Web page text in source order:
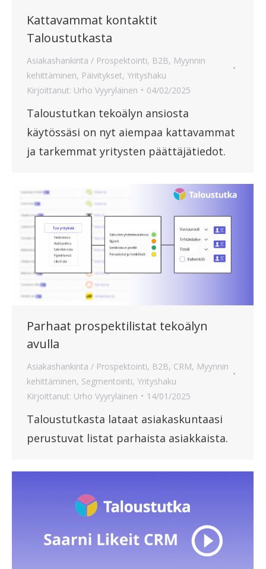
Kattavammat kontaktit
Taloustutkasta
Asiakashankinta / Prospektointi, B2B, Myynnin
kehittäminen, Päivitykset, Yrityshaku
Kirjoittanut: Urho Vyyryläinen 04/02/2025
Taloustutkan tekoälyn ansiosta
käytössäsi on nyt aiempaa kattavammat
ja tarkemmat yritysten päättäjätiedot.
Parhaat prospektilistat tekoälyn
avulla
Asiakashankinta / Prospektointi, B2B, CRM, Myynnin
kehittäminen, Segmentointi, Yrityshaku
Kirjoittanut: Urho Vyyryläinen 14/01/2025
Taloustutkasta lataat asiakaskuntaasi
perustuvat listat parhaista asiakkaista.